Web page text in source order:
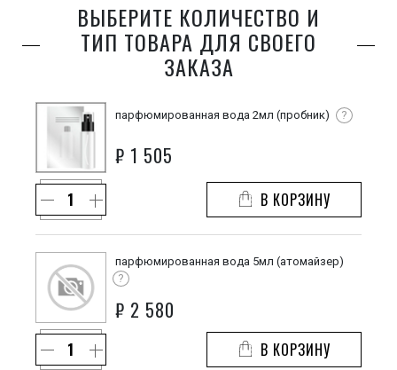
ВЫБЕРИТЕ КОЛИЧЕСТВО И
ТИП ТОВАРА ДЛЯ СВОЕГО
ЗАКАЗА
парфюмированная вода 2мл (пробник) ?
₽ 1 505
В КОРЗИНУ
парфюмированная вода 5мл (атомайзер)
?
₽ 2 580
В КОРЗИНУ